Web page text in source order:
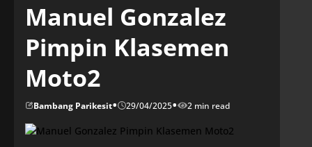
Manuel Gonzalez
Pimpin Klasemen
Moto2
Bambang Parikesit• 29/04/2025• 2 min read